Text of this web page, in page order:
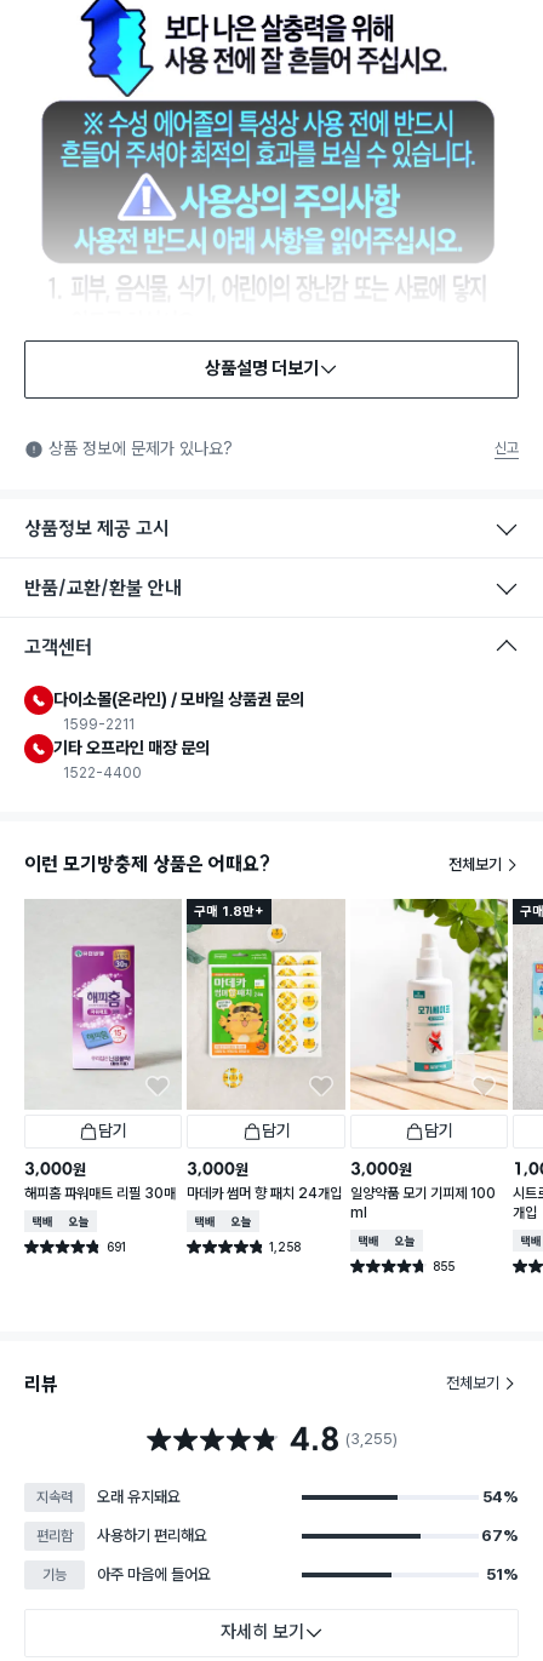
안전확인기준: 일상적인 생활 공간에 사용되는 화학제품 중에서
법에서 정한 안전기준에 적합함을 확인받은 제품을 의미합니다.
상품설명 더보기
상품 정보에 문제가 있나요? 신고
상품정보 제공 고시
반품/교환/환불 안내
고객센터
다이소몰(온라인) / 모바일 상품권 문의
1599-2211
기타 오프라인 매장 문의
1522-4400
이런 모기방충제 상품은 어때요? 전체보기
담기
3,000원
해피홈 파워매트 리필 30매
택배배송오늘배송
별점 4.8점 691
건 작성
구매 1.8만+
담기
3,000원
마데카 썸머 향 패치 24개입
택배배송오늘배송
별점 4.8점 1,258
건 작성
담기
3,000원
일양약품 모기 기피제 100
ml
택배배송오늘배송
별점 4.7점 855
건 작성
구
시트
개입
택배
별점
리뷰 전체보기
별점 4.8점 4.8 (3,255)
지속력 오래 유지돼요 54%
편리함 사용하기 편리해요 67%
기능 아주 마음에 들어요 51%
자세히 보기